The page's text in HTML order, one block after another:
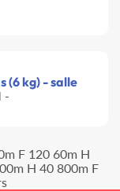
(6 kg) - salle
-
F 120 60m H
H 40 800m F